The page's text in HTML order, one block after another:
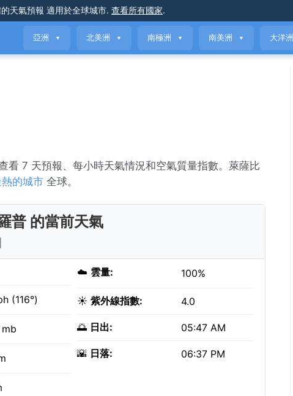
天氣預報 適用於全球城市. 查看所有國家.
亞洲 ▼ 北美洲 ▼ 南極洲 ▼ 南美洲 ▼ 大洋洲
7 天預報、每小時天氣情況和空氣質量指數。萊薩比
熱的城市 全球。
普 的當前天氣
(116°)
mb
☁️ 雲量: 100%
☀️ 紫外線指數: 4.0
🌅 日出: 05:47 AM
🌇 日落: 06:37 PM